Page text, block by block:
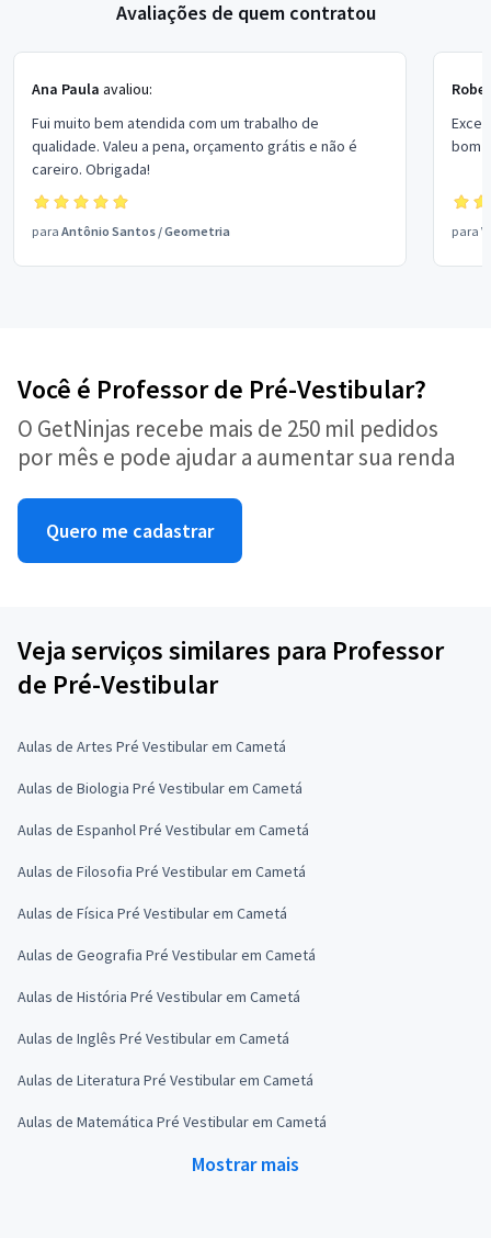
Avaliações de quem contratou
Ana Paula avaliou:
Fui muito bem atendida com um trabalho de
qualidade. Valeu a pena, orçamento grátis e não é
careiro. Obrigada!
para Antônio Santos /Geometria
bom
para
Você é Professor de Pré-Vestibular?
O GetNinjas recebe mais de 250 mil pedidos
por mês e pode ajudar a aumentar sua renda
Quero me cadastrar
Veja serviços similares para Professor
de Pré-Vestibular
Aulas de Artes Pré Vestibular em Cametá
Aulas de Biologia Pré Vestibular em Cametá
Aulas de Espanhol Pré Vestibular em Cametá
Aulas de Filosofia Pré Vestibular em Cametá
Aulas de Física Pré Vestibular em Cametá
Aulas de Geografia Pré Vestibular em Cametá
Aulas de História Pré Vestibular em Cametá
Aulas de Inglês Pré Vestibular em Cametá
Aulas de Literatura Pré Vestibular em Cametá
Aulas de Matemática Pré Vestibular em Cametá
Mostrar mais